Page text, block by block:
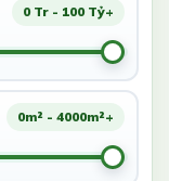
0 Tr - 100 Tỷ+
0m² - 4000m²+